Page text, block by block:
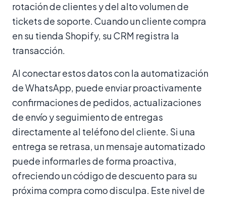
rotación de clientes y del alto volumen de
tickets de soporte. Cuando un cliente compra
en su tienda Shopify, su CRM registra la
transacción.
Al conectar estos datos con la automatización
de WhatsApp, puede enviar proactivamente
confirmaciones de pedidos, actualizaciones
de envío y seguimiento de entregas
directamente al teléfono del cliente. Si una
entrega se retrasa, un mensaje automatizado
puede informarles de forma proactiva,
ofreciendo un código de descuento para su
próxima compra como disculpa. Este nivel de